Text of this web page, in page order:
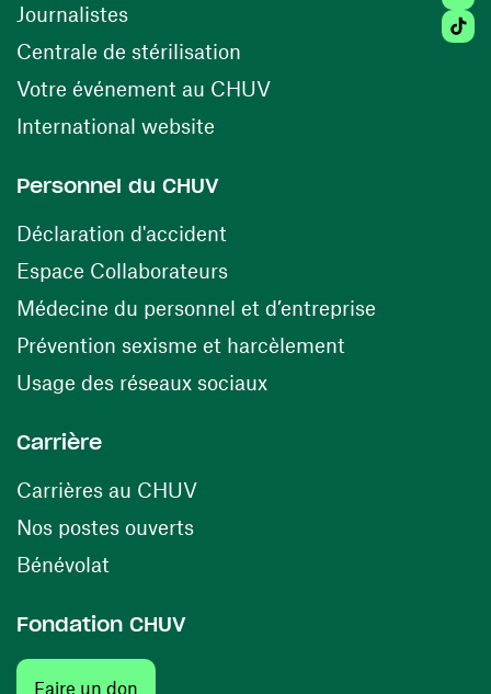
Journalistes
Centrale de stérilisation (ouvre une nouvelle
Votre événement au CHUV(ouvre une nouvelle
International website
Personnel du CHUV
Déclaration d'accident
Espace Collaborateurs(ouvre une nouvelle fenêtre)
Médecine du personnel et d’entreprise
Prévention sexisme et harcèlement
Usage des réseaux sociaux(ouvre une nouvelle
Carrière
Carrières au CHUV(ouvre une nouvelle fenêtre)
Nos postes ouverts(ouvre une nouvelle fenêtre)
Bénévolat
Fondation CHUV
Faire un don